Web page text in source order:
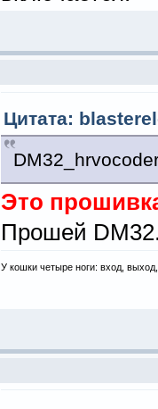
Цитата:
Это
Прошей
У кошки четыре ноги: вход,